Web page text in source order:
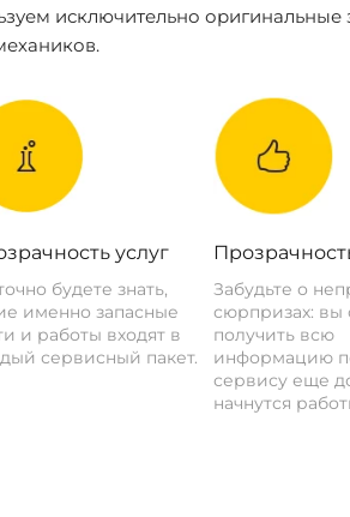
исключительно
услуг
будете знать,
именно запасные
и работы входят в
сервисный пакет.
Забудьте о
сюрпризах: вы
получить всю
информацию
сервису еще
начнутся